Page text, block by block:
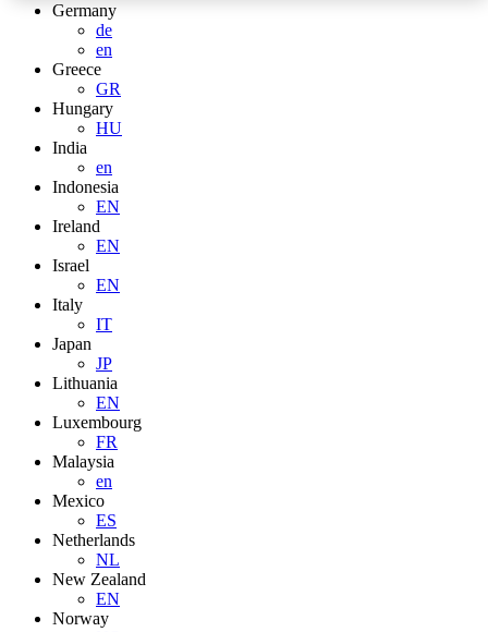
Germany
de
en
Greece
GR
Hungary
HU
India
en
Indonesia
EN
Ireland
EN
Israel
EN
Italy
IT
Japan
JP
Lithuania
EN
Luxembourg
FR
Malaysia
en
Mexico
ES
Netherlands
NL
New Zealand
EN
Norway